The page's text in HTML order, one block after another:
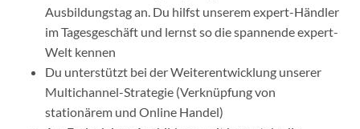
Ausbildungstag an. Du hilfst unserem expert-Händler
im Tagesgeschäft und lernst so die spannende expert-
Welt kennen
Du unterstützt bei der Weiterentwicklung unserer
Multichannel-Strategie (Verknüpfung von
stationärem und Online Handel)